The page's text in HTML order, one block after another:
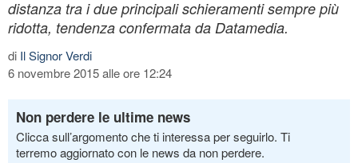
distanza tra i due principali schieramenti sempre più
ridotta, tendenza confermata da Datamedia.
di Il Signor Verdi
6 novembre 2015 alle ore 12:24
Non perdere le ultime news
Clicca sull’argomento che ti interessa per seguirlo. Ti
terremo aggiornato con le news da non perdere.